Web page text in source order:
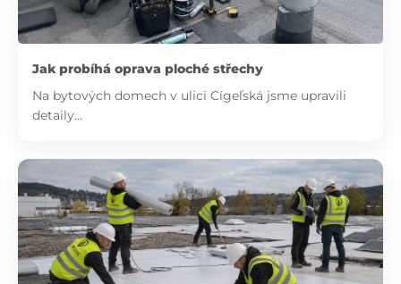
Jak probíhá oprava ploché střechy
Na bytových domech v ulici Cígeľská jsme upravili
detaily...